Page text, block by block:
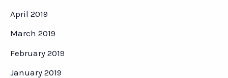
April 2019
March 2019
February 2019
January 2019